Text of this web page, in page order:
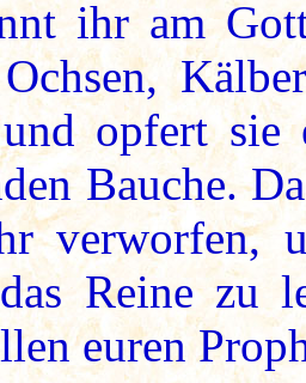
ihr am
opfert sie
Bauche.
verworfen,
Reine zu
euren